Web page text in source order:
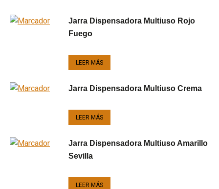
Jarra Dispensadora Multiuso Rojo
Fuego
LEER MÁS
Jarra Dispensadora Multiuso Crema
LEER MÁS
Jarra Dispensadora Multiuso Amarillo
Sevilla
LEER MÁS